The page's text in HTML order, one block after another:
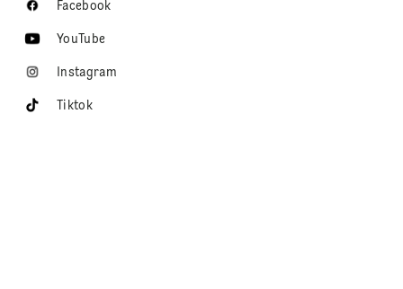
Facebook
YouTube
Instagram
Tiktok